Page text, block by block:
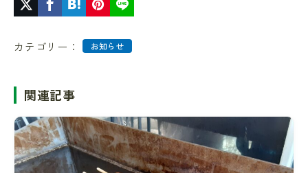
カテゴリー： お知らせ
関連記事